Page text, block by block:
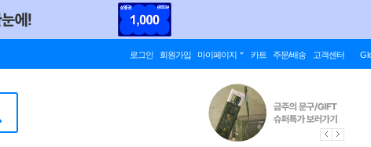
로그인 회원가입 마이페이지 카트 주문/배송 고객센터